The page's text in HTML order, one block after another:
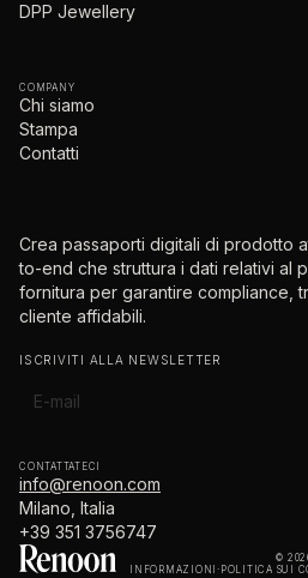
DPP Jewellery
COMPANY
Chi siamo
Stampa
Contatti
Crea passaporti digitali di prodotto
to-end che struttura i dati relativi al
fornitura per garantire compliance,
cliente affidabili.
ISCRIVITI ALLA NEWSLETTER
CONTATTATECI
info@renoon.com
Milano, Italia
+39 351 3756747
©
INFORMAZIONI · POLITICA SUI